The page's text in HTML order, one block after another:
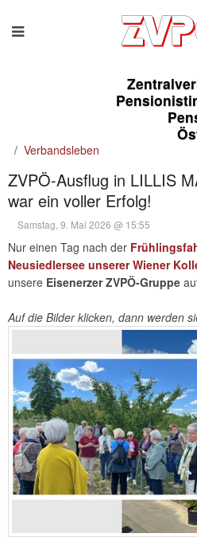
Verbandsleben
ZVPÖ-Ausflug in LILLIS
war ein voller Erfolg!
Samstag, 9. Mai 2026 @ 15:55
Nur einen Tag nach der
Neusiedlersee unserer Wiener
unsere Eisenerzer ZVPÖ-Gruppe
Auf die Bilder klicken, dann werden